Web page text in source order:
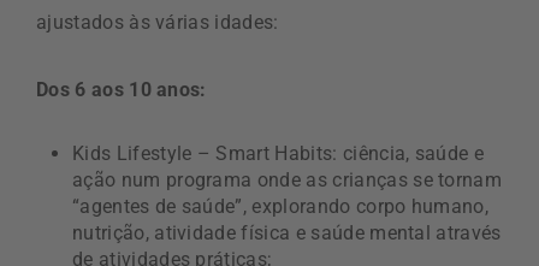
ajustados às várias idades:
Dos 6 aos 10 anos:
Kids Lifestyle – Smart Habits: ciência, saúde e
ação num programa onde as crianças se tornam
“agentes de saúde”, explorando corpo humano,
nutrição, atividade física e saúde mental através
de atividades práticas;